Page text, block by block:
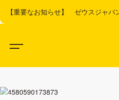
【重要なお知らせ】 ゼウスジャパ